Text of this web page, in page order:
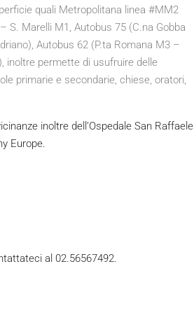
quali Metropolitana linea #MM2
Marelli M1, Autobus 75 (C.na Gobba
Autobus 62 (P.ta Romana M3 –
inoltre permette di usufruire delle
primarie e secondarie, chiese, oratori,
inoltre dell’Ospedale San Raffaele
Europe.
al 02.56567492.